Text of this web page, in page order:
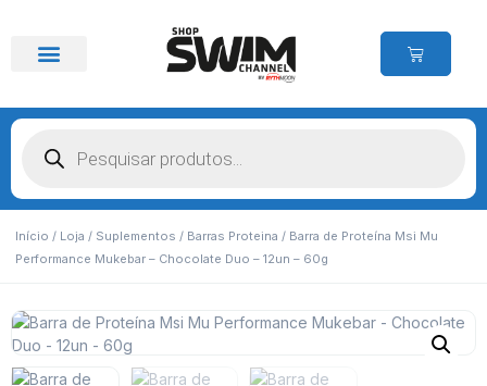
Início / Loja / Suplementos / Barras Proteina / Barra de Proteína Msi Mu
Performance Mukebar – Chocolate Duo – 12un – 60g